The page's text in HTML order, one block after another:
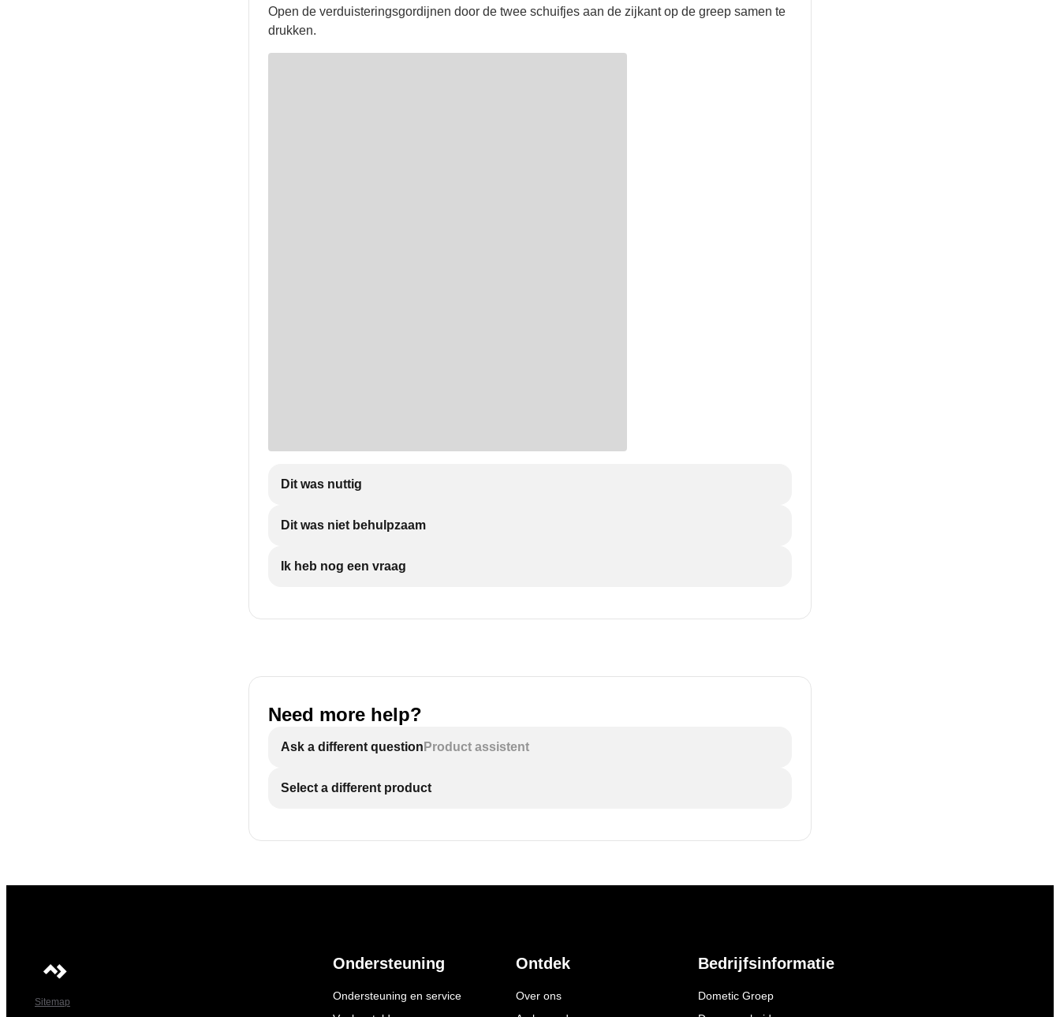
Open de verduisteringsgordijnen door de twee schuifjes aan de zijkant op de greep samen te
drukken.
Dit was nuttig
Dit was niet behulpzaam
Ik heb nog een vraag
Need more help?
Ask a different question Product assistent
Select a different product
Sitemap
Ondersteuning
Ondersteuning en service
Ontdek
Over ons
Bedrijfsinformatie
Dometic Groep